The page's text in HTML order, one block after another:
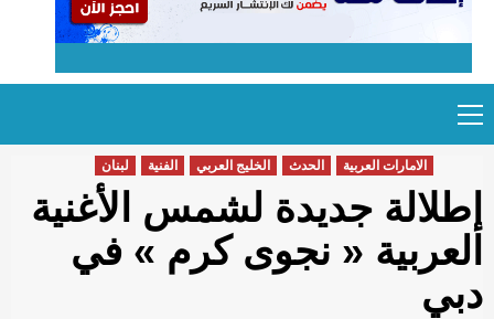
to
content
Menu
الامارات العربية الحدث الخليج العربي الفنية لبنان
إطلالة جديدة لشمس الأغنية
العربية « نجوى كرم » في
دبي